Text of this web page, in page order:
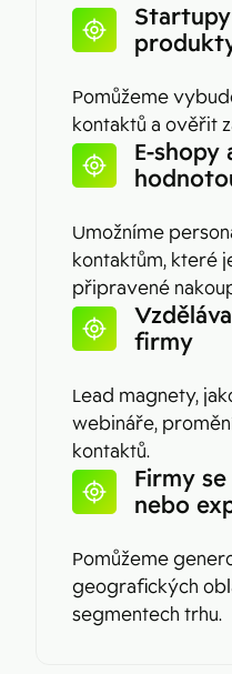
Pomůžeme
kontaktů a ověřit
E-shopy
Umožníme
kontaktům, které
připravené
firmy
Lead magnety,
webináře,
kontaktů.
Firmy
nebo
Pomůžeme
geografických
segmentech trhu.